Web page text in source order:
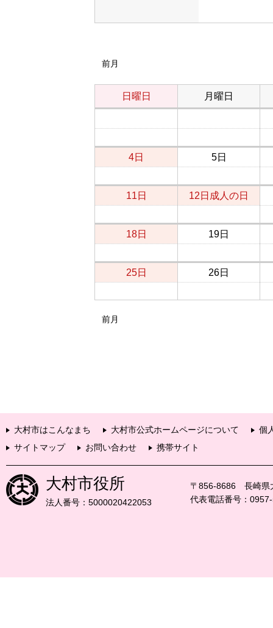
前月
日曜日 月曜日
4日 5日
11日 12日 成人の日
18日 19日
25日 26日
前月
大村市はこんなまち 大村市公式ホームページについて
個
サイトマップ
お問い合わせ 携帯サイト
大村市役所
法人番号：5000020422053
〒856-8686 長崎県
代表電話番号：